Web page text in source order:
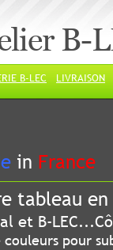
B-
B-LEC LIVRAISON
in France
tableau
pour